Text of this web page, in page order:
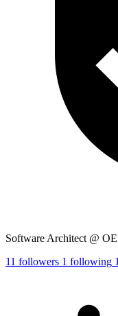
Software Architect @
11 followers 1 following 1